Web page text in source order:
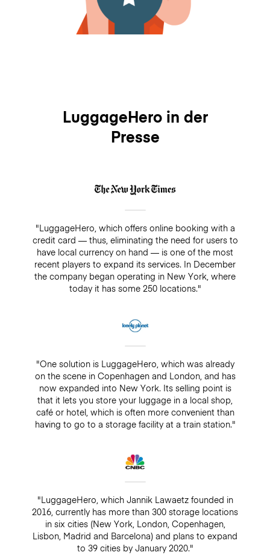
LuggageHero in der
Presse
"LuggageHero, which offers online booking with a
credit card — thus, eliminating the need for users to
have local currency on hand — is one of the most
recent players to expand its services. In December
the company began operating in New York, where
today it has some 250 locations."
"One solution is LuggageHero, which was already
on the scene in Copenhagen and London, and has
now expanded into New York. Its selling point is
that it lets you store your luggage in a local shop,
café or hotel, which is often more convenient than
having to go to a storage facility at a train station."
"LuggageHero, which Jannik Lawaetz founded in
2016, currently has more than 300 storage locations
in six cities (New York, London, Copenhagen,
Lisbon, Madrid and Barcelona) and plans to expand
to 39 cities by January 2020."